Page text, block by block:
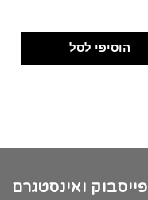
הוסיפי לסל
פייסבוק ואינסטגרם